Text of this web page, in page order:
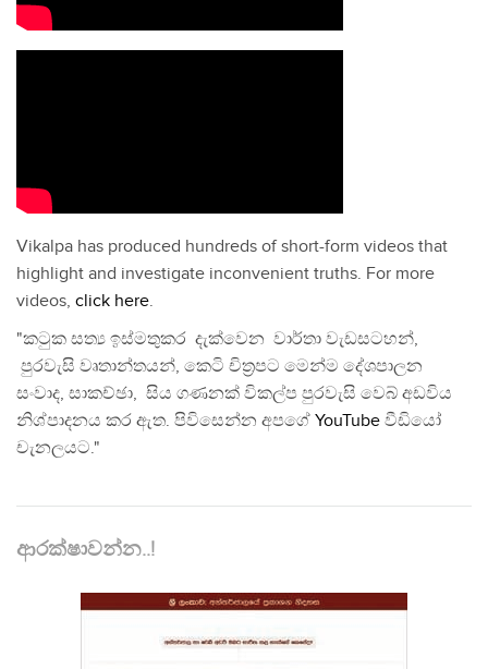
Vikalpa has produced hundreds of short-form videos that
highlight and investigate inconvenient truths. For more
videos, click here.
"කටුක සත්‍ය ඉස්මතුකර දැක්වෙන වාර්තා වැඩසටහන්,
පුරවැසි වෘතාන්තයන්, කෙටි චිත්‍රපට මෙන්ම දේශපාලන
සංවාද, සාකච්ඡා, සිය ගණනක් විකල්ප පුරවැසි වෙබ් අඩවිය
නිශ්පාදනය කර ඇත. පිවිසෙන්න අපගේ YouTube වීඩියෝ
චැනලයට."
ආරක්ෂාවන්න..!